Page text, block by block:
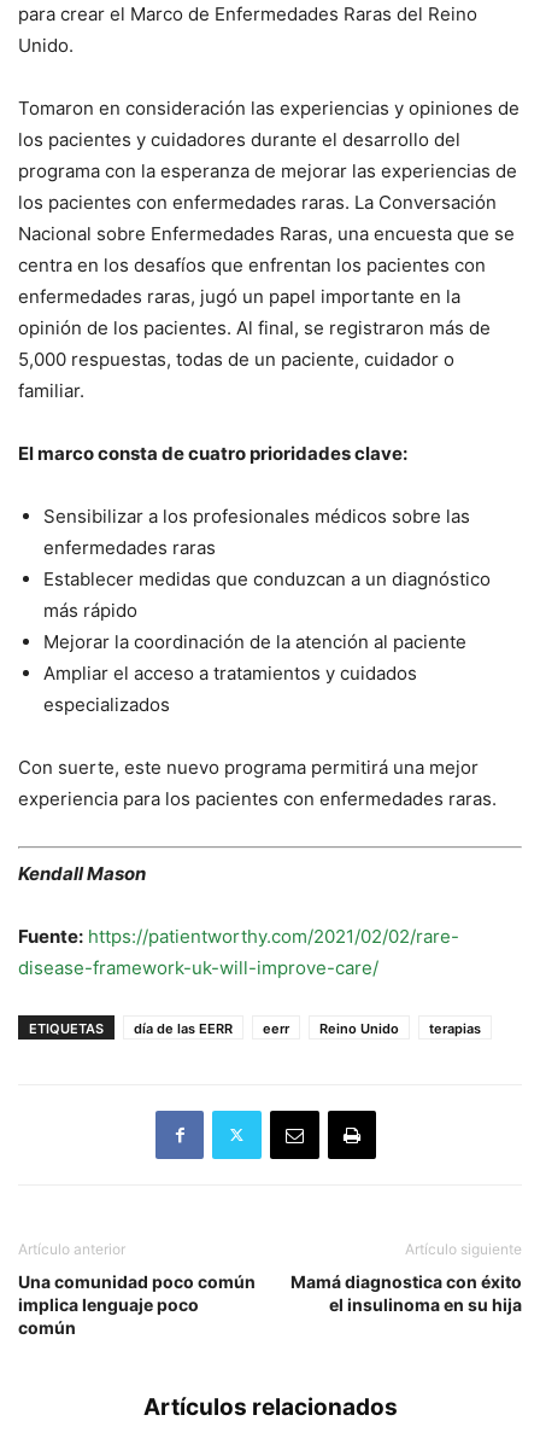
para crear el Marco de Enfermedades Raras del Reino
Unido.
Tomaron en consideración las experiencias y opiniones de
los pacientes y cuidadores durante el desarrollo del
programa con la esperanza de mejorar las experiencias de
los pacientes con enfermedades raras. La Conversación
Nacional sobre Enfermedades Raras, una encuesta que se
centra en los desafíos que enfrentan los pacientes con
enfermedades raras, jugó un papel importante en la
opinión de los pacientes. Al final, se registraron más de
5,000 respuestas, todas de un paciente, cuidador o
familiar.
El marco consta de cuatro prioridades clave:
Sensibilizar a los profesionales médicos sobre las
enfermedades raras
Establecer medidas que conduzcan a un diagnóstico
más rápido
Mejorar la coordinación de la atención al paciente
Ampliar el acceso a tratamientos y cuidados
especializados
Con suerte, este nuevo programa permitirá una mejor
experiencia para los pacientes con enfermedades raras.
Kendall Mason
Fuente: https://patientworthy.com/2021/02/02/rare-
disease-framework-uk-will-improve-care/
ETIQUETAS día de las EERR eerr Reino Unido terapias
Artículo anterior
Una comunidad poco común
implica lenguaje poco
común
Artículo siguiente
Mamá diagnostica con éxito
el insulinoma en su hija
Artículos relacionados